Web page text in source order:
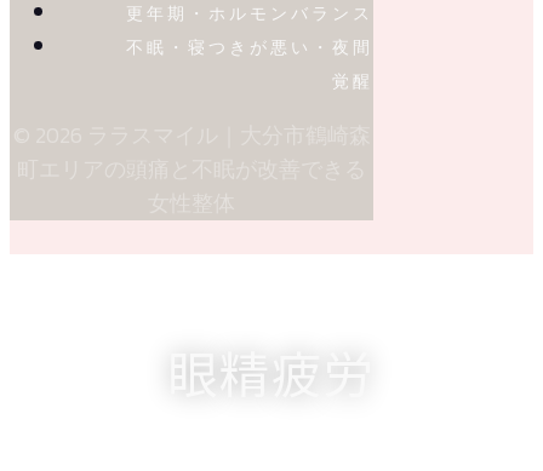
更年期・ホルモンバランス
不眠・寝つきが悪い・夜間
覚醒
眼精疲労